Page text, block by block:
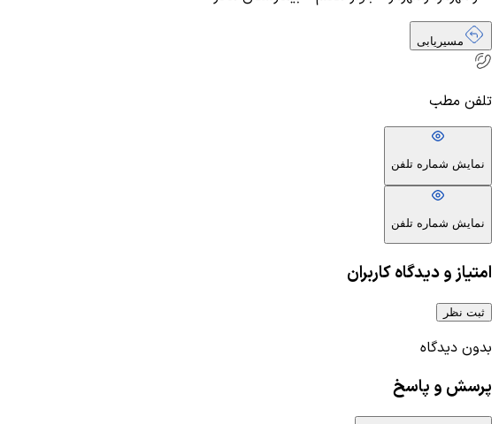
مسیریابی
تلفن مطب
نمایش شماره تلفن
نمایش شماره تلفن
امتیاز و دیدگاه کاربران
ثبت نظر
بدون دیدگاه
پرسش و پاسخ